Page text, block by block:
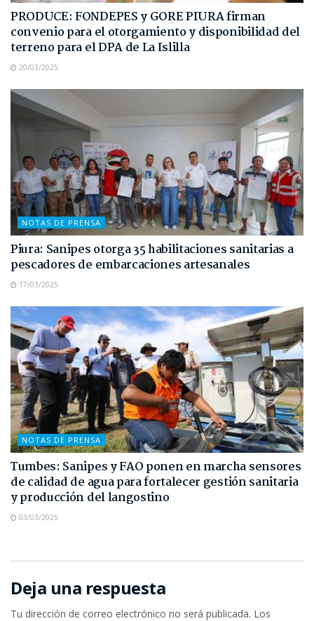
PRODUCE: FONDEPES y GORE PIURA firman
convenio para el otorgamiento y disponibilidad del
terreno para el DPA de La Islilla
20/03/2025
NOTAS DE PRENSA
Piura: Sanipes otorga 35 habilitaciones sanitarias a
pescadores de embarcaciones artesanales
17/03/2025
NOTAS DE PRENSA
Tumbes: Sanipes y FAO ponen en marcha sensores
de calidad de agua para fortalecer gestión sanitaria
y producción del langostino
03/03/2025
Deja una respuesta
Tu dirección de correo electrónico no será publicada. Los